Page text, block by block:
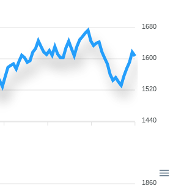
1680
1600
1520
1440
1860